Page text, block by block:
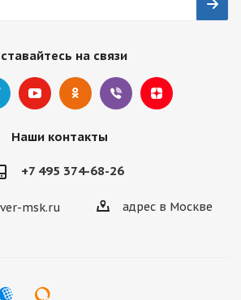
на связи
Наши контакты
+7 495 374-68-26
msk.ru адрес в Москве